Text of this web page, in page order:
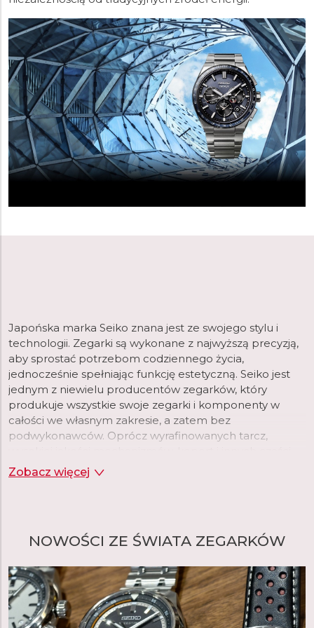
Japońska marka Seiko znana jest ze swojego stylu i
technologii. Zegarki są wykonane z najwyższą precyzją,
aby sprostać potrzebom codziennego życia,
jednocześnie spełniając funkcję estetyczną. Seiko jest
jednym z niewielu producentów zegarków, który
produkuje wszystkie swoje zegarki i komponenty w
całości we własnym zakresie, a zatem bez
podwykonawców. Oprócz wyrafinowanych tarcz,
Seiko produkuje we własnych fabrykach, na przykład
smary stosowane w zegarkach lub powłoki
Założyciel Seiko, Kintaro Hattori, urodził się w centrum
założył własną firmę "K. Hattori" zajmującą się hurtową i
detaliczną sprzedażą zegarków. W 1892 roku założył
własną manufakturę zegarów, a później zegarków, którą
nazwał "Seikosha". W języku japońskim termin "Seiko"
Zobacz więcej
NOWOŚCI ZE ŚWIATA ZEGARKÓW